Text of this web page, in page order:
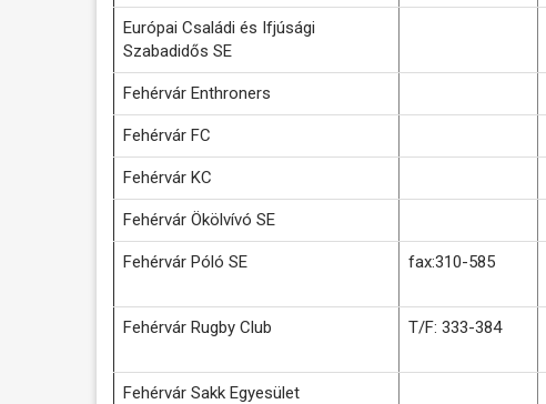
Európai Családi és Ifjúsági
Szabadidős SE
Fehérvár Enthroners
Fehérvár FC
Fehérvár KC
Fehérvár Ökölvívó SE
Fehérvár Póló SE fax:310-585
Fehérvár Rugby Club T/F: 333-384
Fehérvár Sakk Egyesület